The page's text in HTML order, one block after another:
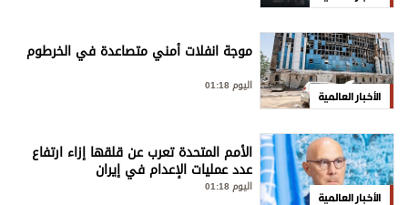
الأخبار العالمية
موجة انفلات أمني متصاعدة في الخرطوم
اليوم 01:18
الأخبار العالمية
الأمم المتحدة تعرب عن قلقها إزاء ارتفاع
عدد عمليات الإعدام في إيران
اليوم 01:18